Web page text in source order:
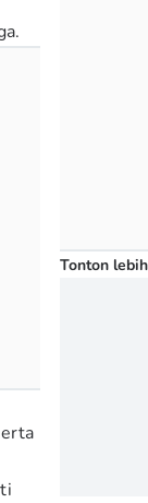
Tonton